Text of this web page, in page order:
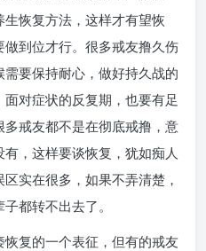
恢复方法，这样才有望恢
到位才行。很多戒友撸久伤
要保持耐心，做好持久战的
对症状的反复期，也要有足
戒友都不是在彻底戒撸，意
，这样要谈恢复，犹如痴人
实在很多，如果不弄清楚，
都转不出去了。
复的一个表征，但有的戒友